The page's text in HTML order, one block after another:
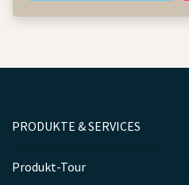
PRODUKTE & SERVICES
Produkt-Tour